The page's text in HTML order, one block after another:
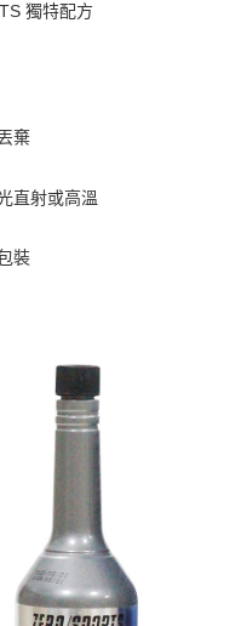
獨特配方
棄
直射或高溫
裝